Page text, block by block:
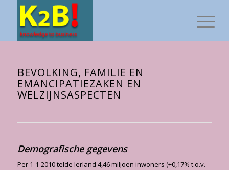
BEVOLKING, FAMILIE EN
EMANCIPATIEZAKEN EN
WELZIJNSASPECTEN
Demografische gegevens
Per 1-1-2010 telde Ierland 4,46 miljoen inwoners (+0,17% t.o.v.